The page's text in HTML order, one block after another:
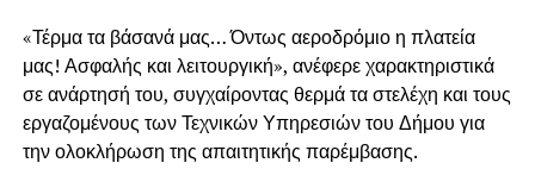
«Τέρμα τα βάσανά μας… Όντως αεροδρόμιο η πλατεία
μας! Ασφαλής και λειτουργική», ανέφερε χαρακτηριστικά
σε ανάρτησή του, συγχαίροντας θερμά τα στελέχη και τους
εργαζομένους των Τεχνικών Υπηρεσιών του Δήμου για
την ολοκλήρωση της απαιτητικής παρέμβασης.